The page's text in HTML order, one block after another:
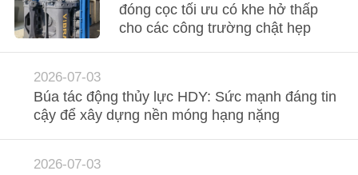
KIỂM
SOÁT
CHẤT
LƯỢNG
LIÊN
đóng cọc tối ưu có khe hở thấp
cho các công trường chật hẹp
2026-07-03
Búa tác động thủy lực HDY: Sức mạnh đáng tin
cậy để xây dựng nền móng hạng nặng
2026-07-03